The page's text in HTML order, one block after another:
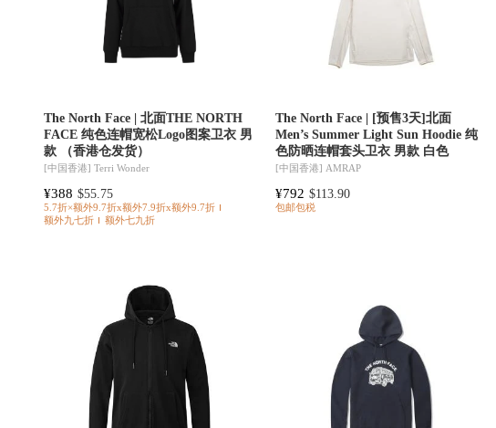
The North Face | 北面THE NORTH
FACE 纯色连帽宽松Logo图案卫衣 男
款 （香港仓发货）
[中国香港] Terri Wonder
¥388 $55.75
5.7折×额外9.7折x额外7.9折x额外9.7折
额外九七折
额外七九折
The North Face | [预售3天]北面
Men’s Summer Light Sun Hoodie 纯
色防晒连帽套头卫衣 男款 白色
[中国香港] AMRAP
¥792 $113.90
包邮包税